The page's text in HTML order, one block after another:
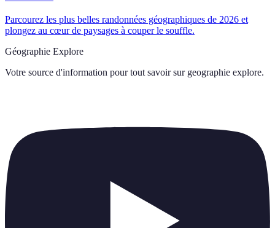
Parcourez les plus belles randonnées géographiques de 2026 et
plongez au cœur de paysages à couper le souffle.
Géographie Explore
Votre source d'information pour tout savoir sur geographie explore.